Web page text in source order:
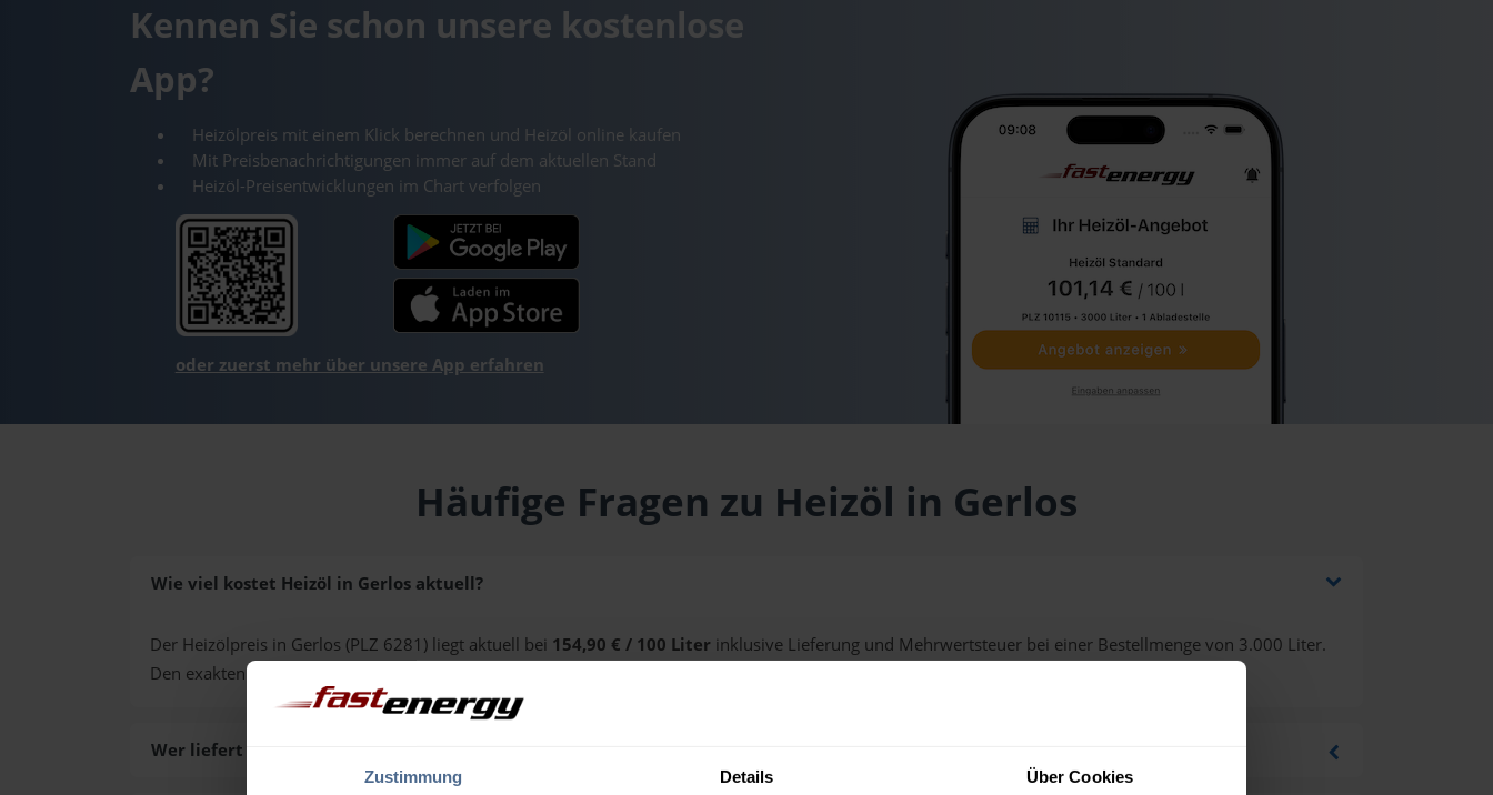
Zustimmung Details Über Cookies
Kennen Sie schon unsere kostenlose
App?
Heizölpreis mit einem Klick berechnen und Heizöl online kaufen
Mit Preisbenachrichtigungen immer auf dem aktuellen Stand
Heizöl-Preisentwicklungen im Chart verfolgen
oder zuerst mehr über unsere App erfahren
Häufige Fragen zu Heizöl in Gerlos
Wie viel kostet Heizöl in Gerlos aktuell?
Der Heizölpreis in Gerlos (PLZ 6281) liegt aktuell bei 154,90 € / 100 Liter inklusive Lieferung und Mehrwertsteuer bei einer Bestellmenge von 3.000 Liter.
Den exakten Preis für Ihre Wunschmenge erhalten Sie über unseren
Wer liefert das Heizöl in Gerlos aus?